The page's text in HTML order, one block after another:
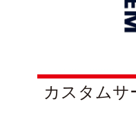
カスタムサ